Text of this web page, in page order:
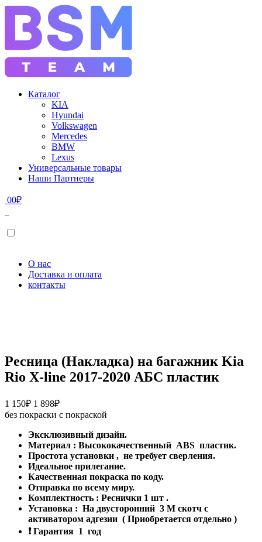
Каталог
KIA
Hyundai
Volkswagen
Mercedes
BMW
Lexus
Универсальные товары
Наши Партнеры
00₽
О нас
Доставка и оплата
контакты
Ресница (Накладка) на багажник Kia
Rio X-line 2017-2020 АБС пластик
1 150₽ 1 898₽Диапазон
цен:
150₽
–
1
898₽
без покраски с покраской
Эксклюзивный дизайн.
Материал : Высококачественный ABS пластик.
Простота установки , не требует сверления.
Идеальное прилегание.
Качественная покраска по коду.
Отправка по всему миру.
Комплектность : Реснички 1 шт .
Установка : На двусторонний 3 М скотч с
активатором адгезии ( Приобретается отдельно )
❗Гарантия 1 год